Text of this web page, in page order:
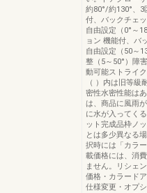
約80°/約130°、
付、バックチェ
自由設定（0°～
ョン 機能付、バ
自由設定（50～
整（5～50°）障
動可能ストライ
（ ）内は旧等
密性水密性能は
は、商品に風雨
に水が入ってく
ット完成品枠ノ
とは多少異なる
択時には「カラ
載価格には、消
ません。リシェ
価格・カラード
仕様変更・オプ